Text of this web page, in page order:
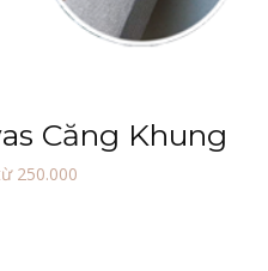
Căng Khung
250.000